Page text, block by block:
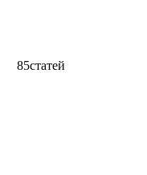
85статей